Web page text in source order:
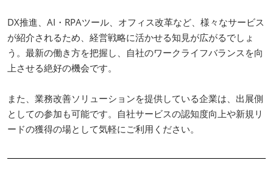
DX推進、AI・RPAツール、オフィス改革など、様々なサービス
が紹介されるため、経営戦略に活かせる知見が広がるでしょ
う。最新の働き方を把握し、自社のワークライフバランスを向
上させる絶好の機会です。
また、業務改善ソリューションを提供している企業は、出展側
としての参加も可能です。自社サービスの認知度向上や新規リ
ードの獲得の場として気軽にご利用ください。